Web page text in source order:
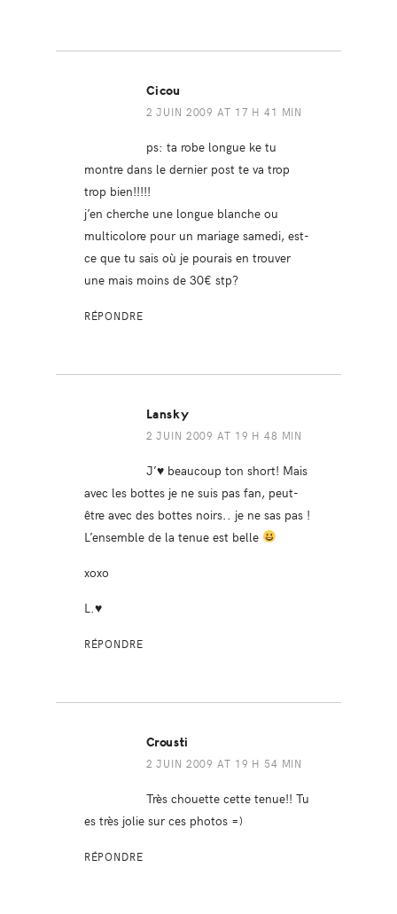
Cicou
2 JUIN 2009 AT 17 H 41 MIN
ps: ta robe longue ke tu
montre dans le dernier post te va trop
trop bien!!!!!
j’en cherche une longue blanche ou
multicolore pour un mariage samedi, est-
ce que tu sais où je pourais en trouver
une mais moins de 30€ stp?
RÉPONDRE
Lansky
2 JUIN 2009 AT 19 H 48 MIN
J’♥beaucoup ton short! Mais
avec les bottes je ne suis pas fan, peut-
être avec des bottes noirs.. je ne sas pas !
L’ensemble de la tenue est belle
xoxo
L.♥
RÉPONDRE
Crousti
2 JUIN 2009 AT 19 H 54 MIN
Très chouette cette tenue!! Tu
es très jolie sur ces photos =)
RÉPONDRE